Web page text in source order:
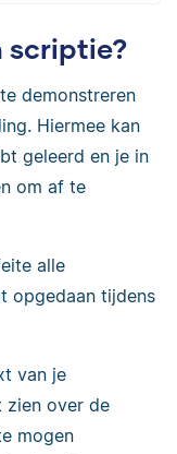
scriptie?
demonstreren
Hiermee kan
geleerd en je in
om af te
alle
opgedaan tijdens
van je
zien over de
mogen